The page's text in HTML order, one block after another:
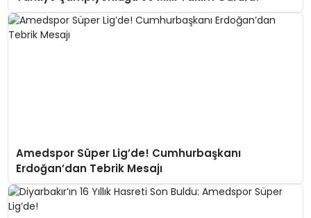
Amedspor Süper Lig’de! Cumhurbaşkanı
Erdoğan’dan Tebrik Mesajı